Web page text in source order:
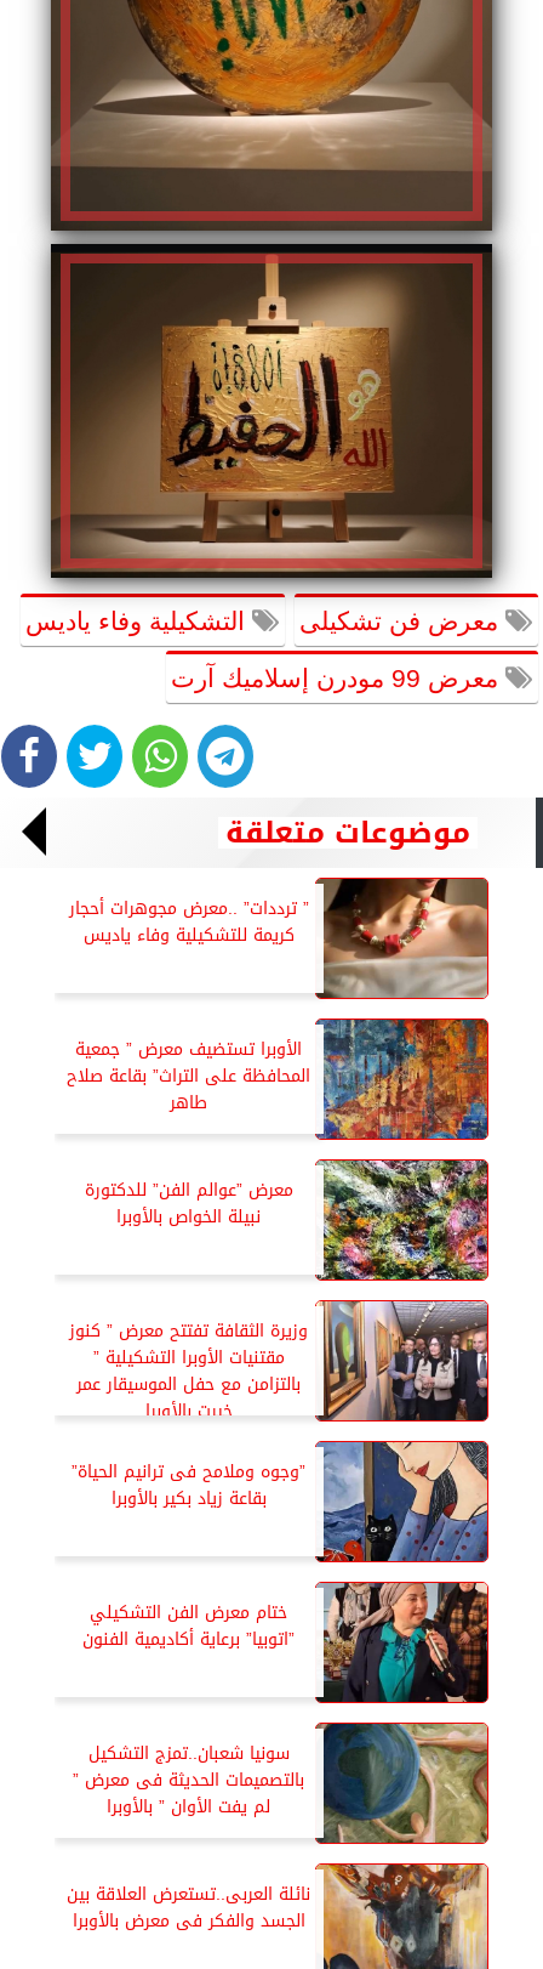
معرض فن تشكيلى التشكيلية وفاء ياديس
معرض 99 مودرن إسلاميك آرت
موضوعات متعلقة
” ترددات” ..معرض مجوهرات أحجار
كريمة للتشكيلية وفاء ياديس
الأوبرا تستضيف معرض ” جمعية
المحافظة على التراث” بقاعة صلاح
طاهر
معرض ”عوالم الفن” للدكتورة
نبيلة الخواص بالأوبرا
وزيرة الثقافة تفتتح معرض ” كنوز
مقتنيات الأوبرا التشكيلية ”
بالتزامن مع حفل الموسيقار عمر
خيرت بالأوبرا
”وجوه وملامح فى ترانيم الحياة”
بقاعة زياد بكير بالأوبرا
ختام معرض الفن التشكيلي
”اتوبيا” برعاية أكاديمية الفنون
سونيا شعبان..تمزج التشكيل
بالتصميمات الحديثة فى معرض ”
لم يفت الأوان ” بالأوبرا
نائلة العربى..تستعرض العلاقة بين
الجسد والفكر فى معرض بالأوبرا